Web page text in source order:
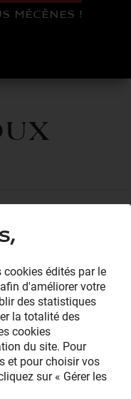
MÉCÈNES !
édités par le
d'améliorer votre
des statistiques
la totalité des
cookies
du site. Pour
et pour choisir vos
sur « Gérer les